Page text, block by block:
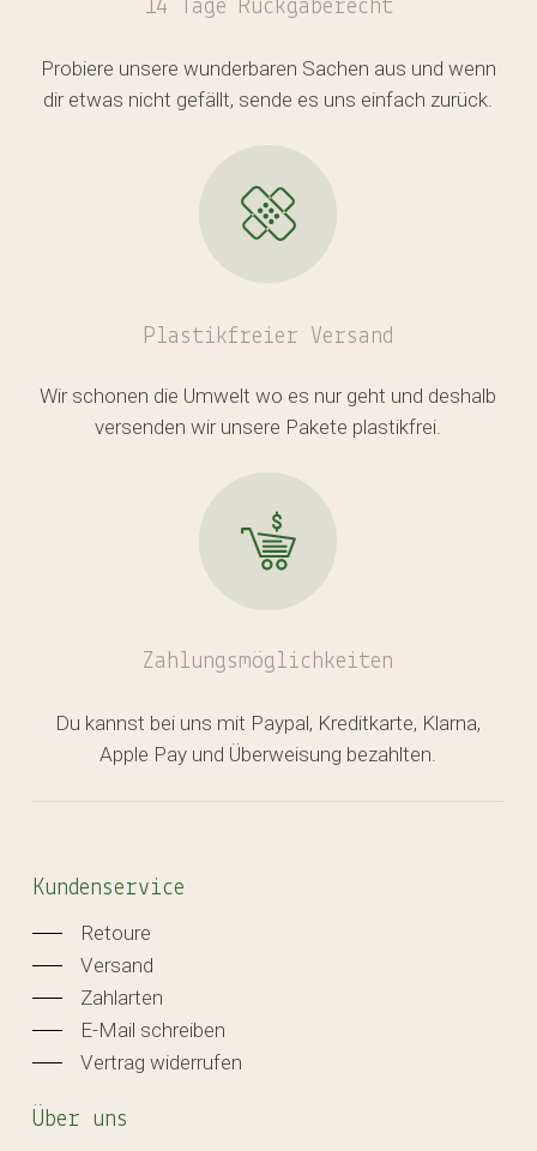
Es befinden sich keine Produkte
im Warenkorb.
14 Tage Rückgaberecht
Probiere unsere wunderbaren Sachen aus und wenn
dir etwas nicht gefällt, sende es uns einfach zurück.
Plastikfreier Versand
Wir schonen die Umwelt wo es nur geht und deshalb
versenden wir unsere Pakete plastikfrei.
Zahlungsmöglichkeiten
Du kannst bei uns mit Paypal, Kreditkarte, Klarna,
Apple Pay und Überweisung bezahlten.
Kundenservice
Retoure
Versand
Zahlarten
E-Mail schreiben
Vertrag widerrufen
Über uns